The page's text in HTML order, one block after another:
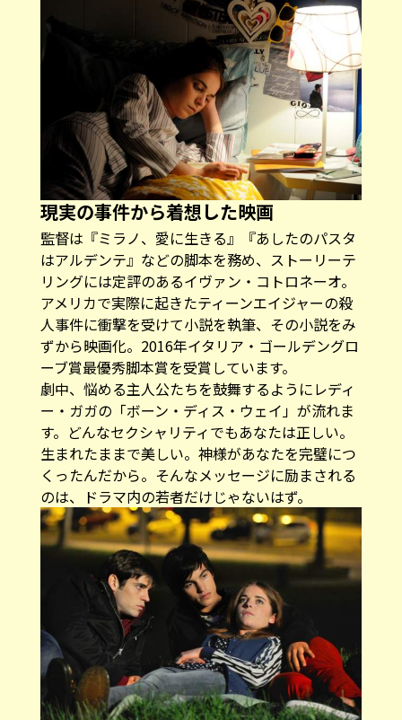
現実の事件から着想した映画
監督は『ミラノ、愛に生きる』『あしたのパスタ
はアルデンテ』などの脚本を務め、ストーリーテ
リングには定評のあるイヴァン・コトロネーオ。
アメリカで実際に起きたティーンエイジャーの殺
人事件に衝撃を受けて小説を執筆、その小説をみ
ずから映画化。2016年イタリア・ゴールデングロ
ーブ賞最優秀脚本賞を受賞しています。
劇中、悩める主人公たちを鼓舞するようにレディ
ー・ガガの「ボーン・ディス・ウェイ」が流れま
す。どんなセクシャリティでもあなたは正しい。
生まれたままで美しい。神様があなたを完璧につ
くったんだから――。そんなメッセージに励まされる
のは、ドラマ内の若者だけじゃないはず。